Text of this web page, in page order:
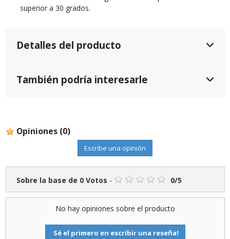
superior a 30 grados.
Detalles del producto
También podría interesarle
Opiniones (0)
Escribe una opinión
Sobre la base de 0Votos - 0/5
No hay opiniones sobre el producto
Sé el primero en escribir una reseña!